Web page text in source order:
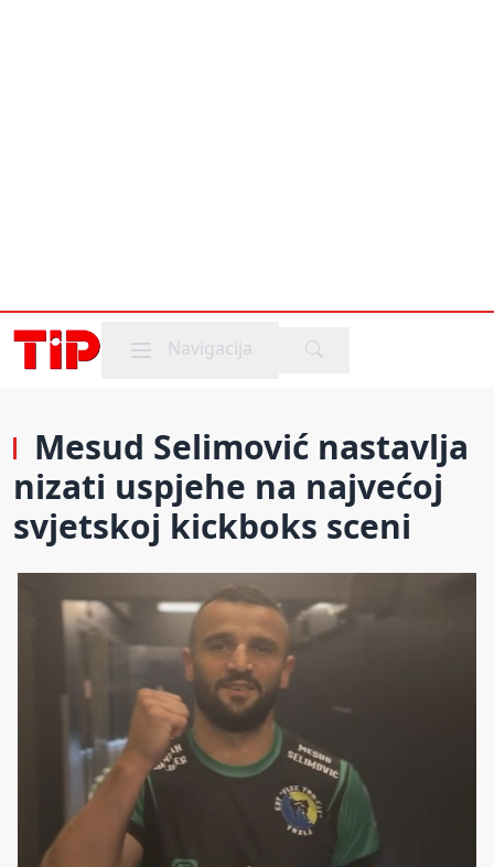
Mobile menu
Navigacija
Mesud Selimović nastavlja
nizati uspjehe na najvećoj
svjetskoj kickboks sceni